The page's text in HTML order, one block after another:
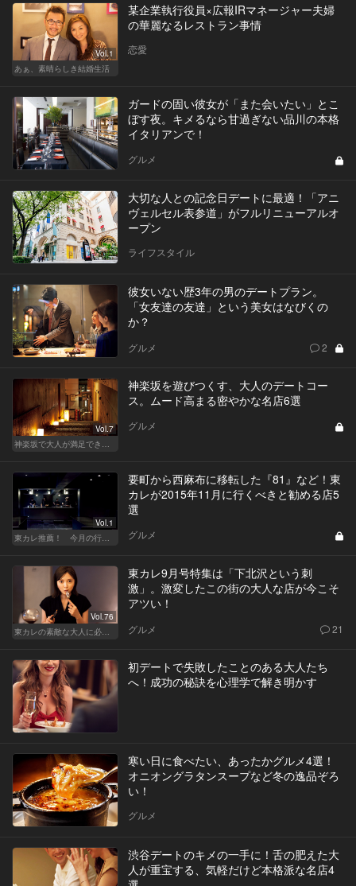
Vol.1
あぁ、素晴らしき結婚生活
某企業執行役員×広報IRマネージャー夫婦
の華麗なるレストラン事情
恋愛
ガードの固い彼女が「また会いたい」とこ
ぼす夜。キメるなら甘過ぎない品川の本格
イタリアンで！
グルメ
大切な人との記念日デートに最適！「アニ
ヴェルセル表参道」がフルリニューアルオ
ープン
ライフスタイル
彼女いない歴3年の男のデートプラン。
「女友達の友達」という美女はなびくの
か？
グルメ 2
Vol.7
神楽坂を遊びつくす、大人のデートコー
ス。ムード高まる密やかな名店6選
グルメ
Vol.1
要町から西麻布に移転した『81』など！東
カレが2015年11月に行くべきと勧める店5
選
グルメ
Vol.76
東カレ9月号特集は「下北沢という刺
激」。激変したこの街の大人な店が今こそ
アツい！
グルメ 21
初デートで失敗したことのある大人たち
へ！成功の秘訣を心理学で解き明かす
寒い日に食べたい、あったかグルメ4選！
オニオングラタンスープなど冬の逸品ぞろ
い！
グルメ
渋谷デートのキメの一手に！舌の肥えた大
人が重宝する、気軽だけど本格派な名店4